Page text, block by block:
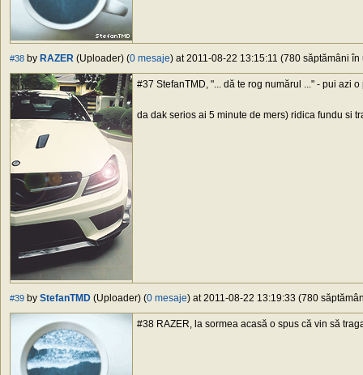
#38 by RAZER (Uploader) (0 mesaje) at 2011-08-22 13:15:11 (780 săptămâni în
#37 StefanTMD, "... dă te rog numărul ..." - pui azi
da dak serios ai 5 minute de mers) ridica fundu si
#39 by StefanTMD (Uploader) (0 mesaje) at 2011-08-22 13:19:33 (780
#38 RAZER, la sormea acasă o spus că vin să